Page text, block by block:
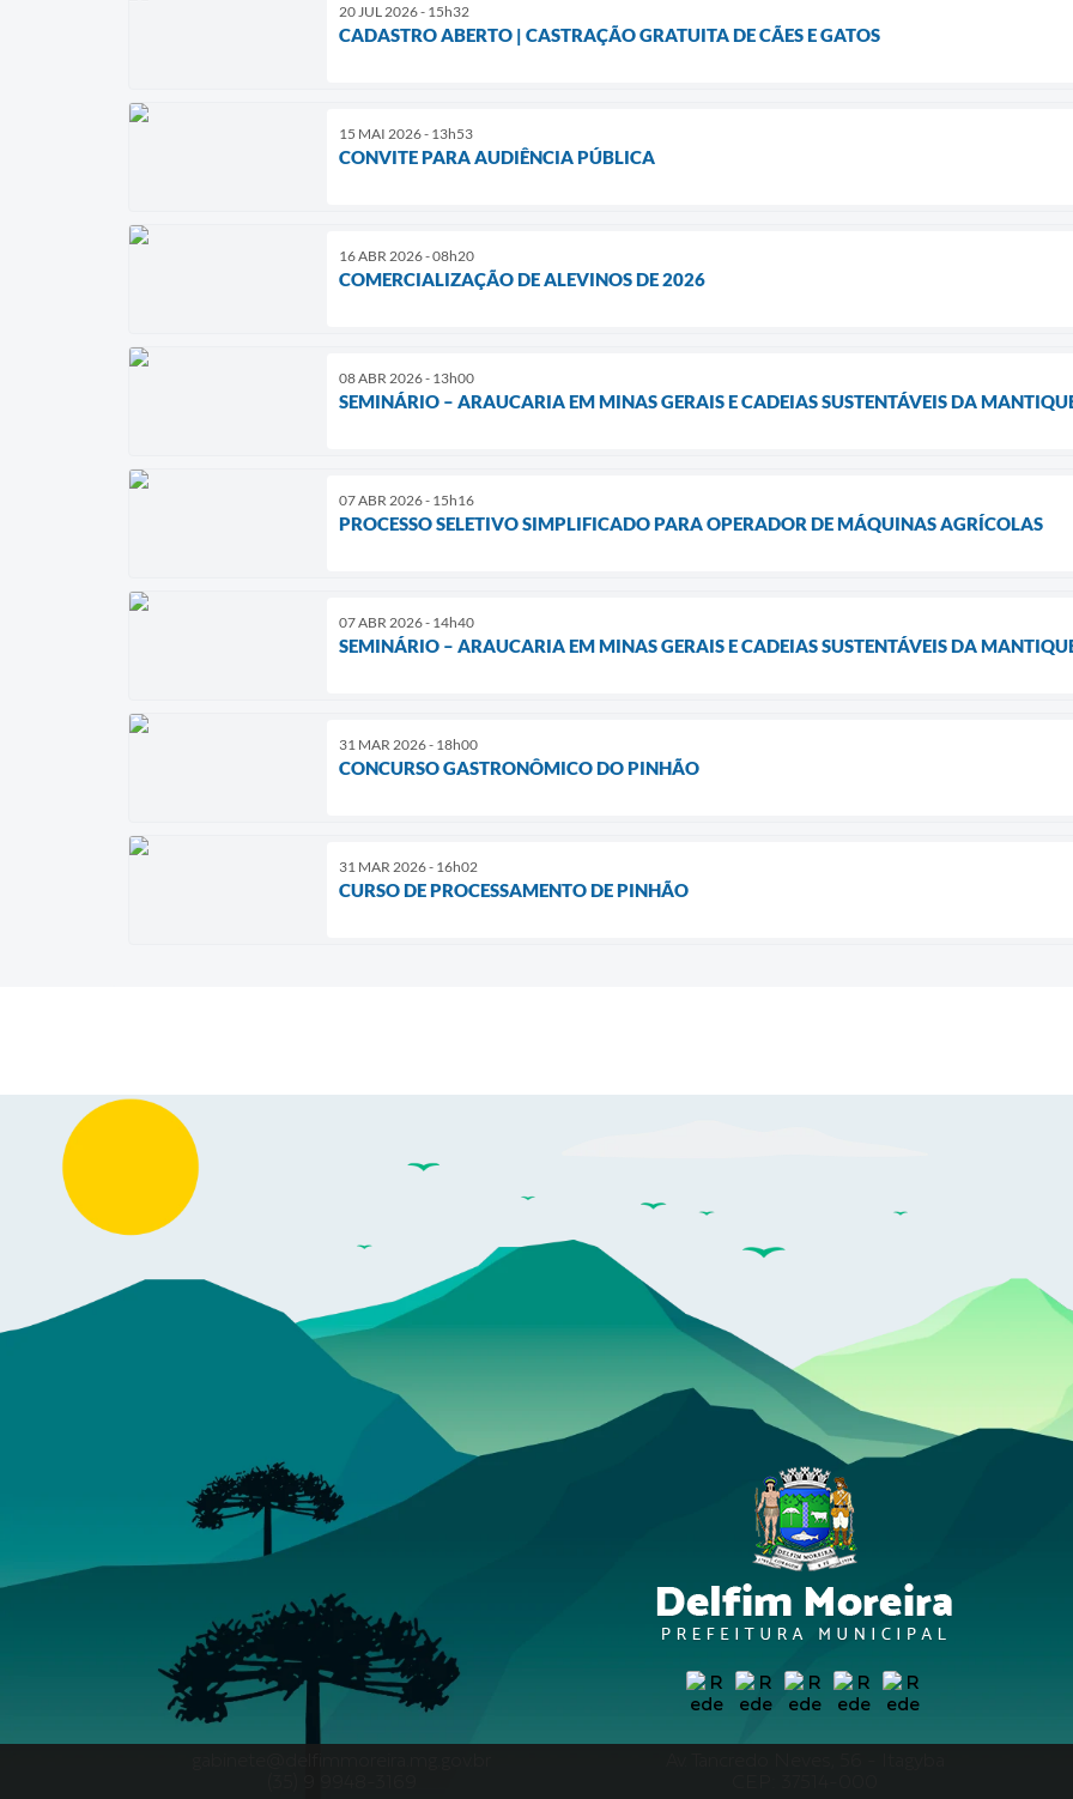
20 JUL 2026 - 15h32
CADASTRO ABERTO | CASTRAÇÃO GRATUITA DE CÃES E GATOS
15 MAI 2026 - 13h53
CONVITE PARA AUDIÊNCIA PÚBLICA
16 ABR 2026 - 08h20
COMERCIALIZAÇÃO DE ALEVINOS DE 2026
08 ABR 2026 - 13h00
SEMINÁRIO – ARAUCARIA EM MINAS GERAIS E CADEIAS SUSTENTÁVEIS DA
07 ABR 2026 - 15h16
PROCESSO SELETIVO SIMPLIFICADO PARA OPERADOR DE MÁQUINAS AGRÍCOLAS
07 ABR 2026 - 14h40
SEMINÁRIO – ARAUCARIA EM MINAS GERAIS E CADEIAS SUSTENTÁVEIS DA
31 MAR 2026 - 18h00
CONCURSO GASTRONÔMICO DO PINHÃO
31 MAR 2026 - 16h02
CURSO DE PROCESSAMENTO DE PINHÃO